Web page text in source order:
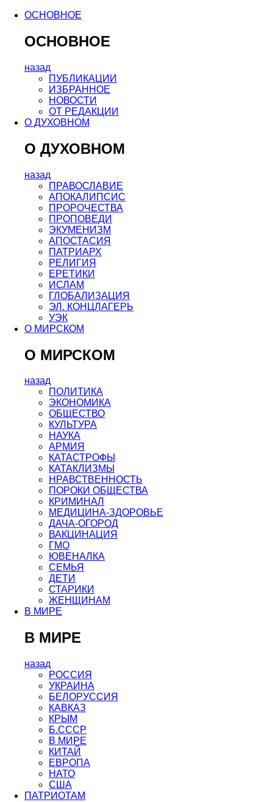
ОСНОВНОЕ
ОСНОВНОЕ
назад
ПУБЛИКАЦИИ
ИЗБРАННОЕ
НОВОСТИ
ОТ РЕДАКЦИИ
О ДУХОВНОМ
О ДУХОВНОМ
назад
ПРАВОСЛАВИЕ
АПОКАЛИПСИС
ПРОРОЧЕСТВА
ПРОПОВЕДИ
ЭКУМЕНИЗМ
АПОСТАСИЯ
ПАТРИАРХ
РЕЛИГИЯ
ЕРЕТИКИ
ИСЛАМ
ГЛОБАЛИЗАЦИЯ
ЭЛ. КОНЦЛАГЕРЬ
УЭК
О МИРСКОМ
О МИРСКОМ
назад
ПОЛИТИКА
ЭКОНОМИКА
ОБЩЕСТВО
КУЛЬТУРА
НАУКА
АРМИЯ
КАТАСТРОФЫ
КАТАКЛИЗМЫ
НРАВСТВЕННОСТЬ
ПОРОКИ ОБЩЕСТВА
КРИМИНАЛ
МЕДИЦИНА-ЗДОРОВЬЕ
ДАЧА-ОГОРОД
ВАКЦИНАЦИЯ
ГМО
ЮВЕНАЛКА
СЕМЬЯ
ДЕТИ
СТАРИКИ
ЖЕНЩИНАМ
В МИРЕ
В МИРЕ
назад
РОСCИЯ
УКРАИНА
БЕЛОРУССИЯ
КАВКАЗ
КРЫМ
Б.СССР
В МИРЕ
КИТАЙ
ЕВРОПА
НАТО
США
ПАТРИОТАМ